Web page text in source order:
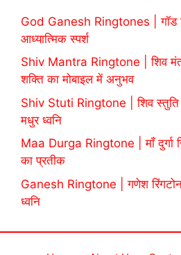
God Ganesh Ringtones | गॉड
आध्यात्मिक स्पर्श
Shiv Mantra Ringtone | शिव
शक्ति का मोबाइल में अनुभव
Shiv Stuti Ringtone | शिव स्तुति
मधुर ध्वनि
Maa Durga Ringtone | माँ दुर्गा
का प्रतीक
Ganesh Ringtone | गणेश
ध्वनि